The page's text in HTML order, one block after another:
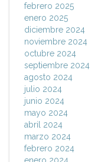
febrero 2025
enero 2025
diciembre 2024
noviembre 2024
octubre 2024
septiembre 2024
agosto 2024
julio 2024
junio 2024
mayo 2024
abril 2024
marzo 2024
febrero 2024